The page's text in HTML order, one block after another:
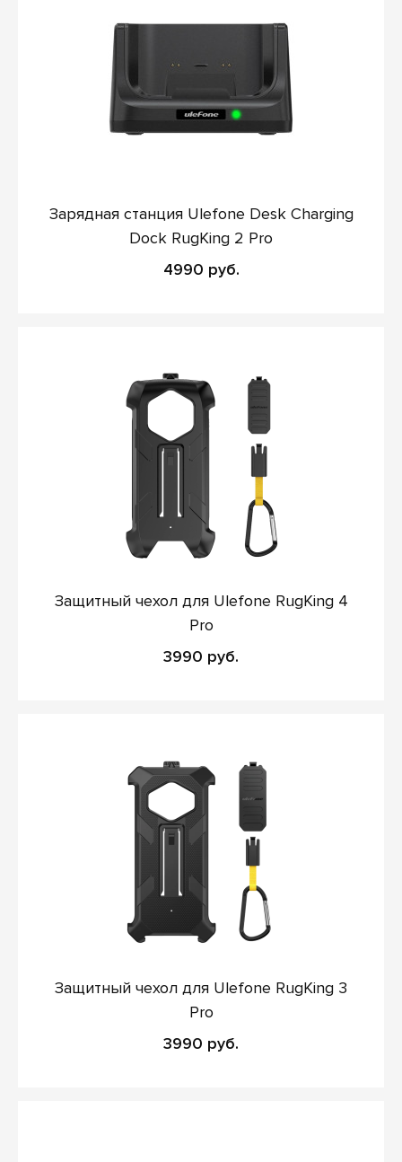
Зарядная станция Ulefone Desk Charging
Dock RugKing 2 Pro
4990 руб.
Защитный чехол для Ulefone RugKing 4
Pro
3990 руб.
Защитный чехол для Ulefone RugKing 3
Pro
3990 руб.